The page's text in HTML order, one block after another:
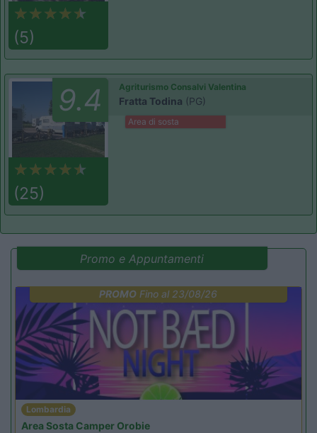
(5)
9.4
(25)
Agriturismo Consalvi Valentina
Fratta Todina (PG)
Area di sosta
Promo e Appuntamenti
PROMO Fino al 23/08/26
Lombardia
Area Sosta Camper Orobie